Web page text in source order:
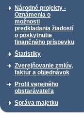
Národné projekty -
Oznámenia o
možnosti
predkladania žiadostí
o poskytnutie
finančného príspevku
Štatistiky
Zverejňovanie zmlúv,
faktúr a objednávok
Profil verejného
obstarávateľa
Správa majetku